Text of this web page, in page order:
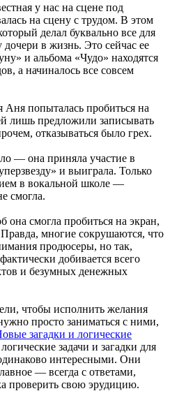
у нас на сцене под
на сцену с трудом. В этом
делал буквально все для
в жизнь. Это сейчас ее
и альбома «Чудо» находятся
а начиналось все совсем
попыталась пробиться на
лишь предложили записывать
отказываться было грех.
— она приняла участие в
и выиграла. Только
в вокальной школе —
смогла.
смогла пробиться на экран,
многие сокрушаются, что
продюсеры, но так,
добивается всего
и безумных денежных
чтобы исполнить желания
просто заниматься с ними,
загадки и логические
задачи и загадки для
интересными. Они
— всегда с ответами,
проверить свою эрудицию.